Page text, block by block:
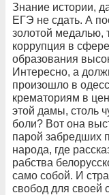
Знание истории,
ЕГЭ не сдать. А
золотой медалью,
коррупция в
образования
Интересно, а
произошло в
крематориям в
этой дамы, столь
боли? Вот она
парой забредших
народа, где
рабства
само собой. И
свобод для своей